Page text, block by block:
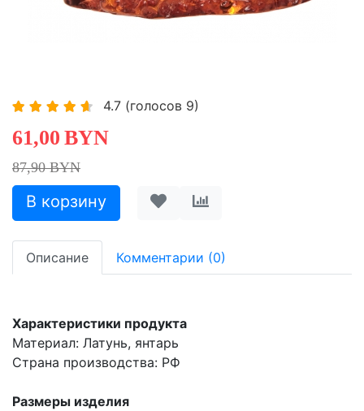
4.7 (голосов 9)
61,00 BYN
87,90 BYN
Описание Комментарии (0)
Характеристики продукта
Материал: Латунь, янтарь
Страна производства: РФ
Размеры изделия